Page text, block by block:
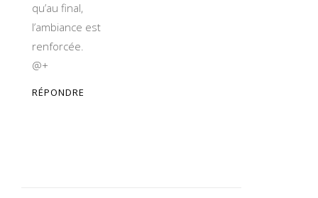
qu’au final,
l’ambiance est
renforcée.
@+
RÉPONDRE